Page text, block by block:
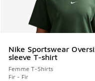
Nike Sportswear
sleeve T-shirt
Femme T-Shirts
Fir - Fir